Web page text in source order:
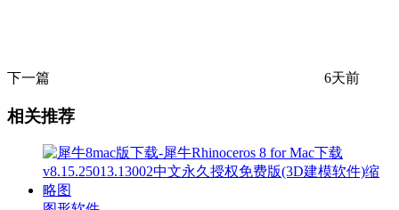
下一篇 6天前
相关推荐